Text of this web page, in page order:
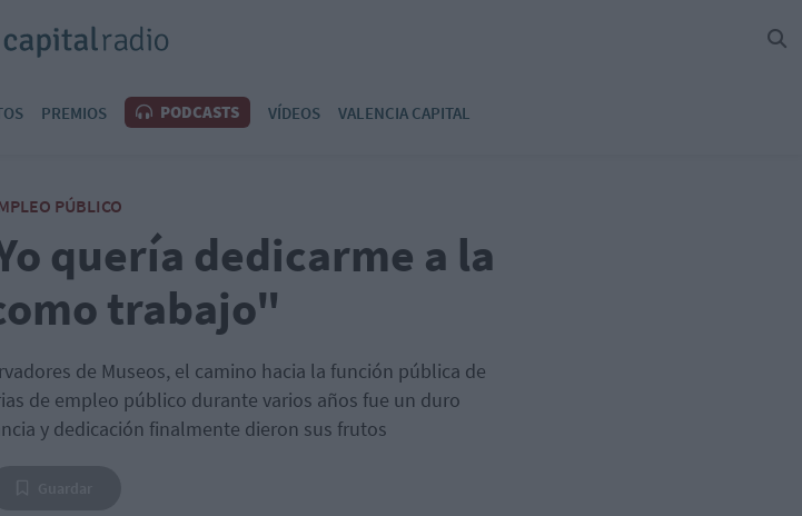
PREMIOS PODCASTS VÍDEOS VALENCIA CAPITAL
PÚBLICO
quería dedicarme a la
trabajo"
de Museos, el camino hacia la función pública de
de empleo público durante varios años fue un duro
y dedicación finalmente dieron sus frutos